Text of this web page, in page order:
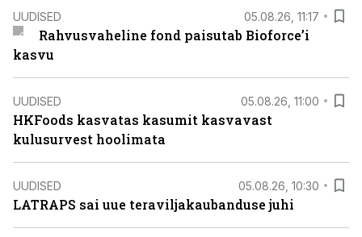
UUDISED 05.08.26, 11:17
Rahvusvaheline fond paisutab Bioforce’i
kasvu
UUDISED 05.08.26, 11:00
HKFoods kasvatas kasumit kasvavast
kulusurvest hoolimata
UUDISED 05.08.26, 10:30
LATRAPS sai uue teraviljakaubanduse juhi